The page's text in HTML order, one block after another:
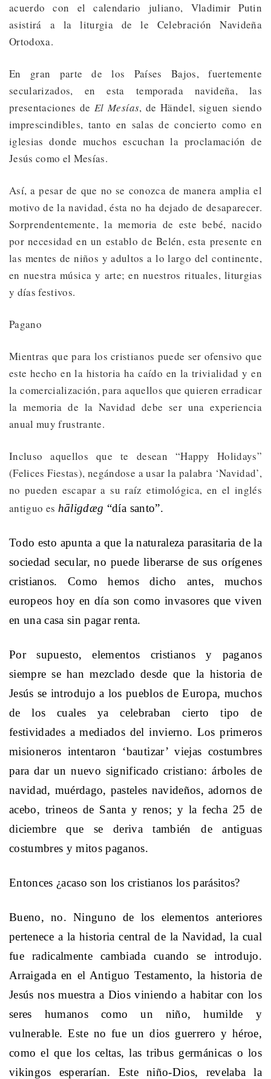
acuerdo con el calendario juliano, Vladimir Putin
asistirá a la liturgia de le Celebración Navideña
Ortodoxa.
En gran parte de los Países Bajos, fuertemente
secularizados, en esta temporada navideña, las
presentaciones deEl Mesías, de Händel, siguen siendo
imprescindibles, tanto en salas de concierto como en
iglesias donde muchos escuchan la proclamación de
Jesús como el Mesías.
Así, a pesar de que no se conozca de manera amplia el
motivo de la navidad, ésta no ha dejado de desaparecer.
Sorprendentemente, la memoria de este bebé, nacido
por necesidad en un establo de Belén, esta presente en
las mentes de niños y adultos a lo largo del continente,
en nuestra música y arte; en nuestros rituales, liturgias
y días festivos.
Pagano
Mientras que para los cristianos puede ser ofensivo que
este hecho en la historia ha caído en la trivialidad y en
la comercialización, para aquellos que quieren erradicar
la memoria de la Navidad debe ser una experiencia
anual muy frustrante.
Incluso aquellos que te desean “Happy Holidays”
(Felices Fiestas), negándose a usar la palabra ‘Navidad’,
no pueden escapar a su raíz etimológica, en el inglés
antiguo es hāligdæg “día santo”.
Todo esto apunta a que la naturaleza parasitaria de la
sociedad secular, no puede liberarse de sus orígenes
cristianos. Como hemos dicho antes, muchos
europeos hoy en día son como invasores que viven
en una casa sin pagar renta.
Por supuesto, elementos cristianos y paganos
siempre se han mezclado desde que la historia de
Jesús se introdujo a los pueblos de Europa, muchos
de los cuales ya celebraban cierto tipo de
festividades a mediados del invierno. Los primeros
misioneros intentaron ‘bautizar’ viejas costumbres
para dar un nuevo significado cristiano: árboles de
navidad, muérdago, pasteles navideños, adornos de
acebo, trineos de Santa y renos; y la fecha 25 de
diciembre que se deriva también de antiguas
costumbres y mitos paganos.
Entonces ¿acaso son los cristianos los parásitos?
Bueno, no. Ninguno de los elementos anteriores
pertenece a la historia central de la Navidad, la cual
fue radicalmente cambiada cuando se introdujo.
Arraigada en el Antiguo Testamento, la historia de
Jesús nos muestra a Dios viniendo a habitar con los
seres humanos como un niño, humilde y
vulnerable. Este no fue un dios guerrero y héroe,
como el que los celtas, las tribus germánicas o los
vikingos esperarían. Este niño-Dios, revelaba la